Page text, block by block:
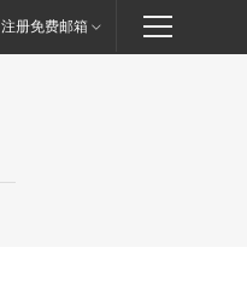
注册免费邮箱